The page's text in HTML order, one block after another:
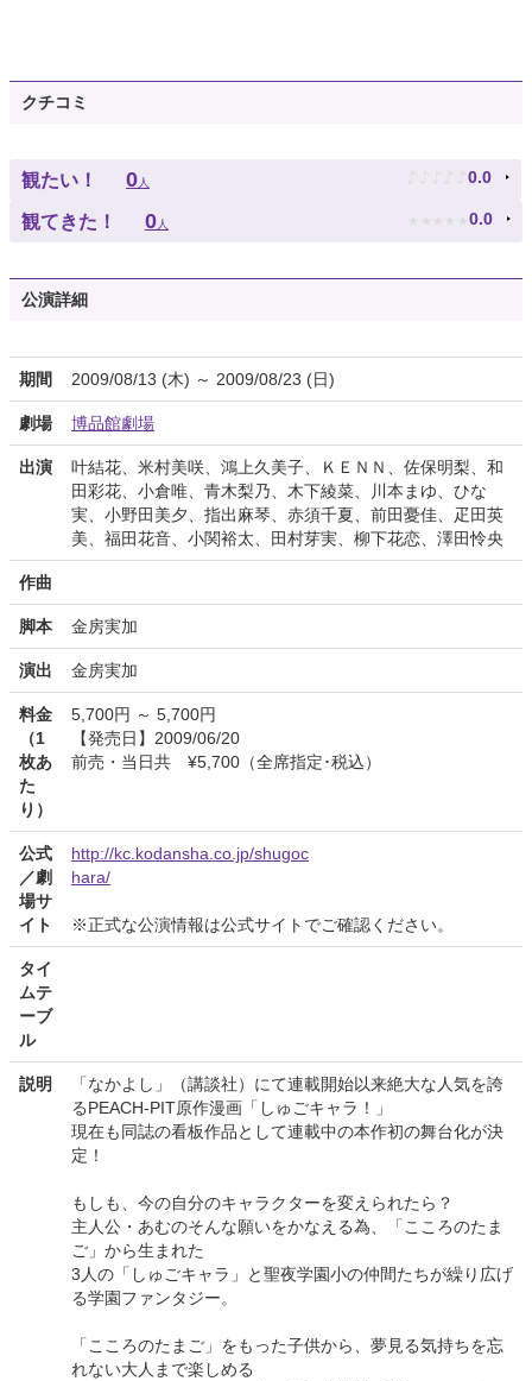
クチコミ
観たい！ 0人 ♪ ♪ ♪ ♪ ♪ 0.0
観てきた！ 0人 ★ ★ ★ ★ ★ 0.0
公演詳細
期間 2009/08/13 (木) ～ 2009/08/23 (日)
劇場 博品館劇場
出演
叶結花、米村美咲、鴻上久美子、ＫＥＮＮ、佐保明梨、和
田彩花、小倉唯、青木梨乃、木下綾菜、川本まゆ、ひな
実、小野田美夕、指出麻琴、赤須千夏、前田憂佳、疋田英
美、福田花音、小関裕太、田村芽実、柳下花恋、澤田怜央
作曲
脚本 金房実加
演出 金房実加
料金
（1
枚あ
た
り）
5,700円 ～ 5,700円
【発売日】2009/06/20
前売・当日共 ¥5,700（全席指定･税込）
公式
／劇
場サ
イト
http://kc.kodansha.co.jp/shugoc
hara/
※正式な公演情報は公式サイトでご確認ください。
タイ
ムテ
ーブ
ル
説明
「なかよし」（講談社）にて連載開始以来絶大な人気を誇
るPEACH-PIT原作漫画「しゅごキャラ！」
現在も同誌の看板作品として連載中の本作初の舞台化が決
定！
もしも、今の自分のキャラクターを変えられたら？
主人公・あむのそんな願いをかなえる為、「こころのたま
ご」から生まれた
3人の「しゅごキャラ」と聖夜学園小の仲間たちが繰り広げ
る学園ファンタジー。
「こころのたまご」をもった子供から、夢見る気持ちを忘
れない大人まで楽しめる